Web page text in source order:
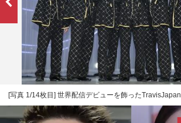
[写真 1/14枚目] 世界配信デビューを飾ったTravisJapan